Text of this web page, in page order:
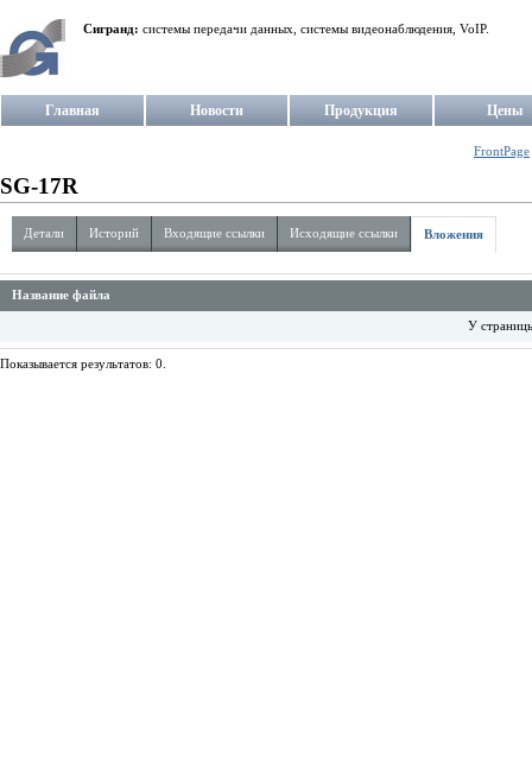
Сигранд: системы передачи данных, системы видеонаблюдения, VoIP.
Главная Новости Продукция Цены
FrontPage
SG-17R
Детали Историй Входящие ссылки Исходящие ссылки Вложения
Название файла
У
Показывается результатов: 0.